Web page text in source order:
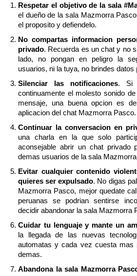
Respetar el objetivo de la sala
el dueño de la sala Mazmorra
el proposito y defiendelo.
No compartas informacion
privado. Recuerda es un chat y no
lado, no pongan en peligro la
usuarios, ni la tuya, no brindes datos
Silenciar las notificaciones. Si
continuamente el molesto sonido
mensaje, una buena opcion es
aplicacion del chat Mazmorra Pasco.
Continuar la conversacion en
una charla en la que solo
aconsejable abrir un chat privado
demas usuarios de la sala
Evitar cualquier contenido
quieres ser expulsado. No digas
Mazmorra Pasco, mejor quedate
peruanas se podrian sentirse
decidir abandonar la sala Mazmorra
Cuidar tu lenguaje y mante un
la llegada de las nuevas
automatas y cada vez cuesta mas
demas.
Abandona la sala Mazmorra